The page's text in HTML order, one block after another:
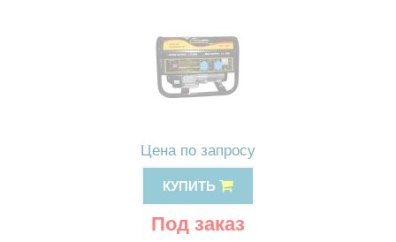
Цена по запросу
КУПИТЬ
Под заказ